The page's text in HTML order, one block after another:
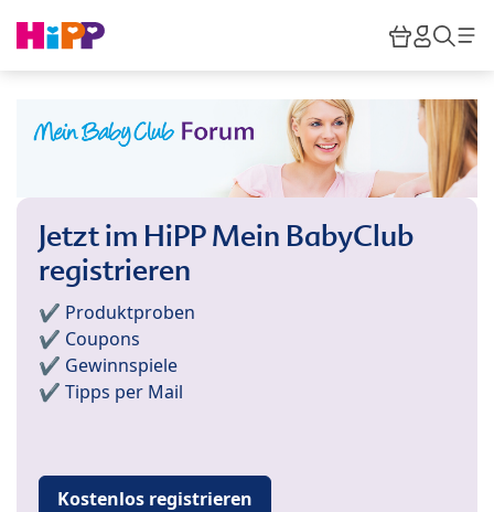
HiPP
Jetzt im HiPP Mein BabyClub
registrieren
✔️ Produktproben
✔️ Coupons
✔️ Gewinnspiele
✔️ Tipps per Mail
Kostenlos registrieren